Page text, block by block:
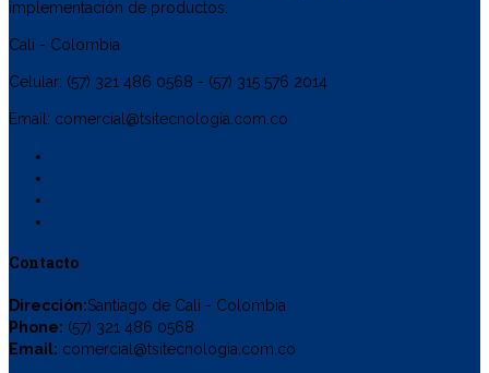
implementación de productos.
Cali - Colombia
Celular: (57) 321 486 0568 - (57) 315 576 2014
Email: comercial@tsitecnologia.com.co
Contacto
Dirección:Santiago de Cali - Colombia
Phone: (57) 321 486 0568
Email: comercial@tsitecnologia.com.co